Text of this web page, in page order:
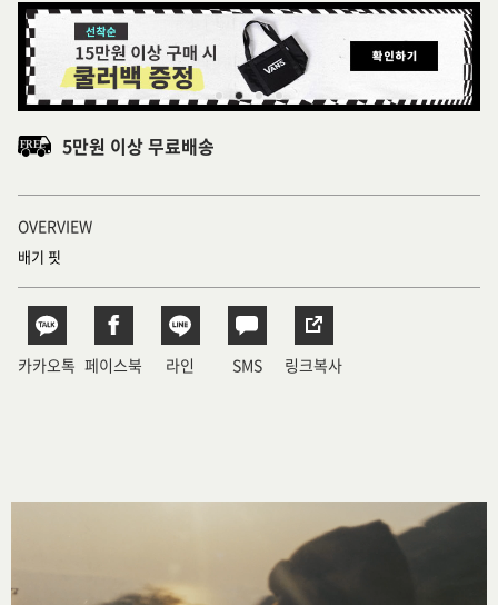
5만원 이상 무료배송
OVERVIEW
배기 핏
카카오톡 페이스북 라인 SMS 링크복사